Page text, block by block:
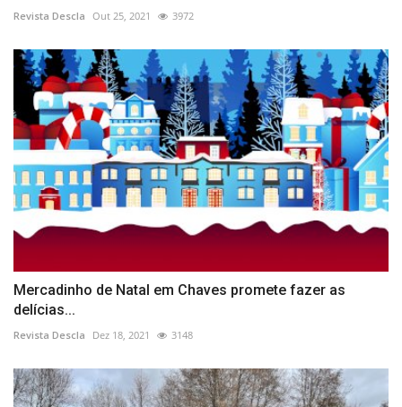
Revista Descla Out 25, 2021 3972
Mercadinho de Natal em Chaves promete fazer as
delícias...
Revista Descla Dez 18, 2021 3148